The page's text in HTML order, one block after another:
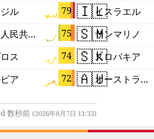
79
ル
75
中華人民共和国香港特別行政区
74
ス
72
ア
🇮🇱イスラエル
🇸🇲サンマリノ
🇸🇰スロバキア
🇦🇺 オーストラリア
数秒前 (2026年8月7日 11:33)